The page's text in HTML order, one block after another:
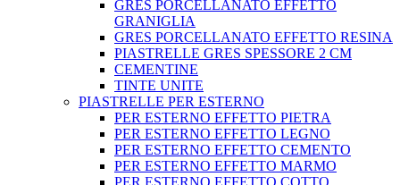
GRES PORCELLANATO EFFETTO
GRANIGLIA
GRES PORCELLANATO EFFETTO RESINA
PIASTRELLE GRES SPESSORE 2 CM
CEMENTINE
TINTE UNITE
PIASTRELLE PER ESTERNO
PER ESTERNO EFFETTO PIETRA
PER ESTERNO EFFETTO LEGNO
PER ESTERNO EFFETTO CEMENTO
PER ESTERNO EFFETTO MARMO
PER ESTERNO EFFETTO COTTO